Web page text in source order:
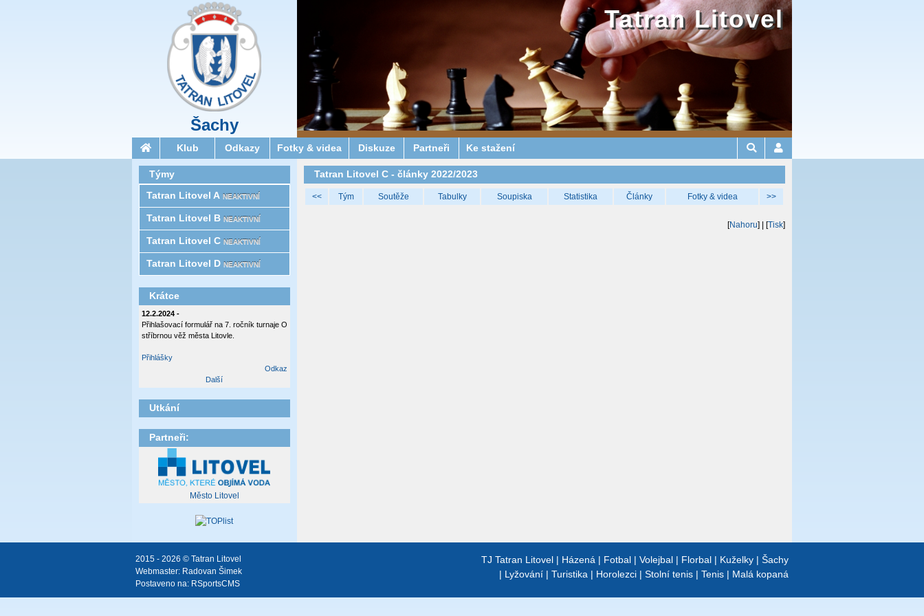
Šachy
Tatran Litovel
Klub Odkazy Fotky & videa Diskuze Partneři Ke stažení
Tatran Litovel C - články 2022/2023
<< Tým Soutěže Tabulky Soupiska Statistika Články Fotky & videa >>
[Nahoru] | [Tisk]
Týmy
Tatran Litovel A NEAKTIVNÍ
Tatran Litovel B NEAKTIVNÍ
Tatran Litovel C NEAKTIVNÍ
Tatran Litovel D NEAKTIVNÍ
Krátce
12.2.2024 -
Přihlašovací formulář na 7. ročník turnaje O
stříbrnou věž města Litovle.
Přihlášky
Odkaz
Další
Utkání
Partneři:
Město Litovel
TJ Tatran Litovel | Házená | Fotbal | Volejbal | Florbal | Kuželky | Šachy
| Lyžování | Turistika | Horolezci | Stolní tenis | Tenis | Malá kopaná
2015 - 2026 © Tatran Litovel
Webmaster: Radovan Šimek
Postaveno na: RSportsCMS